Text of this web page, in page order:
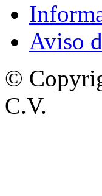
Aviso
©
C.V.